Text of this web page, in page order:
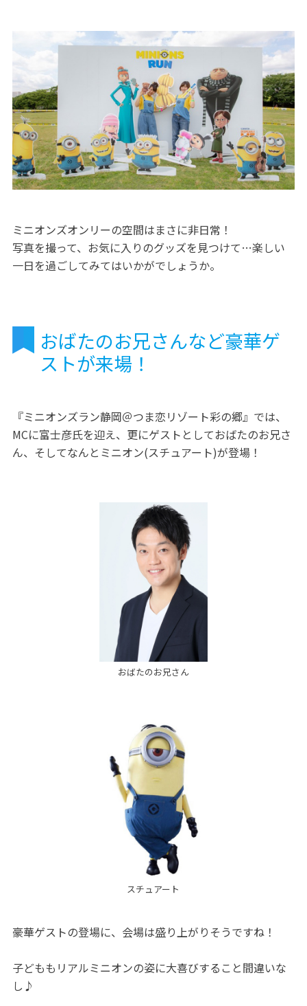
ミニオンズオンリーの空間はまさに非日常！
写真を撮って、お気に入りのグッズを見つけて…楽しい
一日を過ごしてみてはいかがでしょうか。
おばたのお兄さんなど豪華ゲ
ストが来場！
『ミニオンズラン静岡＠つま恋リゾート彩の郷』では、
MCに富士彦氏を迎え、更にゲストとしておばたのお兄さ
ん、そしてなんとミニオン(スチュアート)が登場！
おばたのお兄さん
スチュアート
豪華ゲストの登場に、会場は盛り上がりそうですね！
子どももリアルミニオンの姿に大喜びすること間違いな
し♪